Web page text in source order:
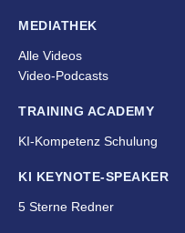
MEDIATHEK
Alle Videos
Video-Podcasts
TRAINING ACADEMY
KI-Kompetenz Schulung
KI KEYNOTE-SPEAKER
5 Sterne Redner